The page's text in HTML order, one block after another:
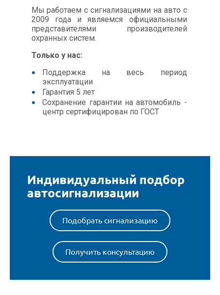
Мы работаем с сигнализациями на авто с
2009 года и являемся официальными
представителями производителей
охранных систем.
Только у нас:
Поддержка на весь период
эксплуатации
Гарантия 5 лет
Сохранение гарантии на автомобиль -
центр сертифицирован по ГОСТ
Индивидуальный подбор
автосигнализации
Подобрать сигнализацию
Получить консультацию